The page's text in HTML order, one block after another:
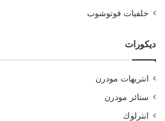
خلفيات فوتوشوب
ديكورات
انتريهات مودرن
ستائر مودرن
انترلوك